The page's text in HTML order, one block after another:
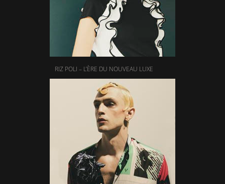
RIZ POLI – L’ÈRE DU NOUVEAU LUXE